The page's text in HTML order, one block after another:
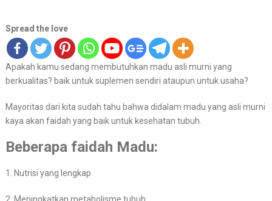
Spread the love
Apakah kamu sedang membutuhkan madu asli murni yang
berkualitas? baik untuk suplemen sendiri ataupun untuk usaha?
Mayoritas dari kita sudah tahu bahwa didalam madu yang asli murni
kaya akan faidah yang baik untuk kesehatan tubuh.
Beberapa faidah Madu:
1. Nutrisi yang lengkap